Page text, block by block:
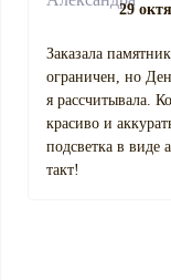
29
Заказала
ограничен, но
я рассчитывала.
красиво и
подсветка в виде
такт!